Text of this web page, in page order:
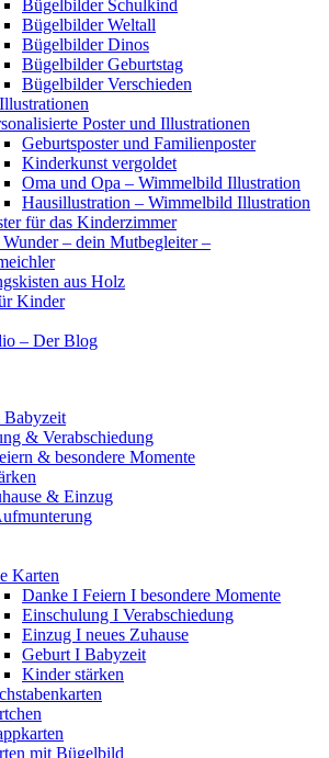
Bügelbilder Schulkind
Bügelbilder Weltall
Bügelbilder Dinos
Bügelbilder Geburtstag
Bügelbilder Verschieden
Poster und Illustrationen
Geburtsposter und Familienposter
Kinderkunst vergoldet
Oma und Opa – Wimmelbild Illustration
Hausillustration – Wimmelbild Illustration
für das Kinderzimmer
– dein Mutbegleiter –
aus Holz
Kinder
– Der Blog
& Verabschiedung
& besondere Momente
& Einzug
Karten
Danke I Feiern I besondere Momente
Einschulung I Verabschiedung
Einzug I neues Zuhause
Geburt I Babyzeit
Kinder stärken
mit Bügelbild